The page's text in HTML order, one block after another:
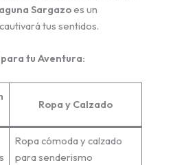
Sargazoes un
tus sentidos.
tu Aventura:
Ropa y Calzado
Ropa cómoda y calzado
para senderismo